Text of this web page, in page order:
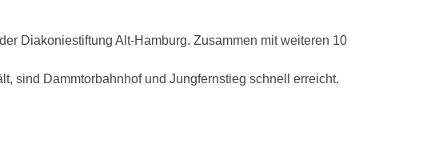
Diakoniestiftung Alt-Hamburg. Zusammen mit weiteren 10
sind Dammtorbahnhof und Jungfernstieg schnell erreicht.